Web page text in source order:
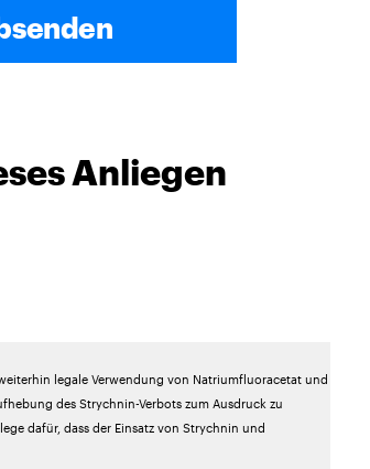
Anliegen
legale Verwendung von Natriumfluoracetat und
des Strychnin-Verbots zum Ausdruck zu
dafür, dass der Einsatz von Strychnin und